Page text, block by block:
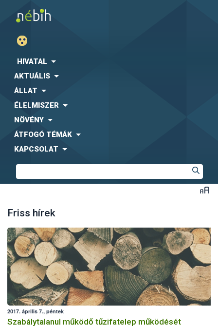
HIVATAL
AKTUÁLIS
ÁLLAT
ÉLELMISZER
NÖVÉNY
ÁTFOGÓ TÉMÁK
KAPCSOLAT
Friss hírek
2017. április 7., péntek
Szabálytalanul működő tűzifatelep működését